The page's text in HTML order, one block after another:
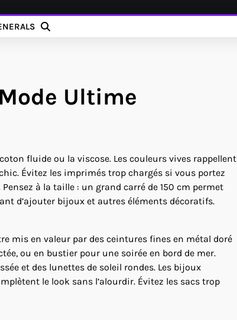
Ultime
fluide ou la viscose. Les couleurs vives rappellent
Évitez les imprimés trop chargés si vous portez
à la taille : un grand carré de 150 cm permet
d’ajouter bijoux et autres éléments décoratifs.
mis en valeur par des ceintures fines en métal doré
ou en bustier pour une soirée en bord de mer.
et des lunettes de soleil rondes. Les bijoux
le look sans l’alourdir. Évitez les sacs trop